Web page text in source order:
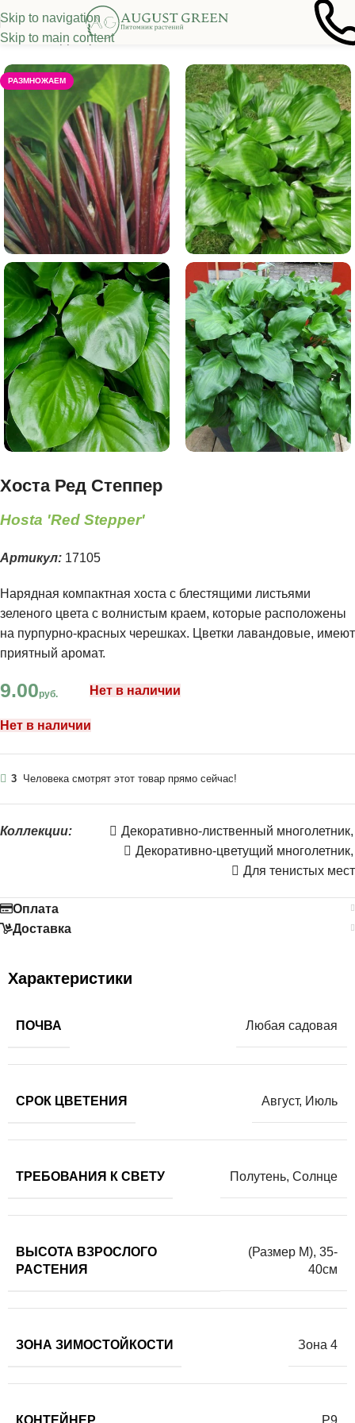
Skip to navigation
Skip to main content
Главная/Декоративные многолетники
РАЗМНОЖАЕМ
Хоста Ред Степпер
Hosta 'Red Stepper'
Артикул: 17105
Нарядная компактная хоста с блестящими листьями
зеленого цвета с волнистым краем, которые расположены
на пурпурно-красных черешках. Цветки лавандовые, имеют
приятный аромат.
9.00руб. Нет в наличии
Нет в наличии
3 Человека смотрят этот товар прямо сейчас!
Коллекции: Декоративно-лиственный многолетник,
Декоративно-цветущий многолетник,
Для тенистых мест
Оплата
Доставка
Характеристики
ПОЧВА Любая садовая
СРОК ЦВЕТЕНИЯ Август, Июль
ТРЕБОВАНИЯ К СВЕТУ Полутень, Солнце
ВЫСОТА ВЗРОСЛОГО
РАСТЕНИЯ
(Размер М), 35-
40см
ЗОНА ЗИМОСТОЙКОСТИ Зона 4
КОНТЕЙНЕР